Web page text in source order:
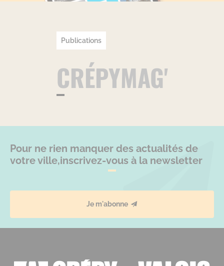
Publications
CRÉPYMAG'
Pour ne rien manquer des actualités de
votre ville,inscrivez-vous à la newsletter
Je m'abonne